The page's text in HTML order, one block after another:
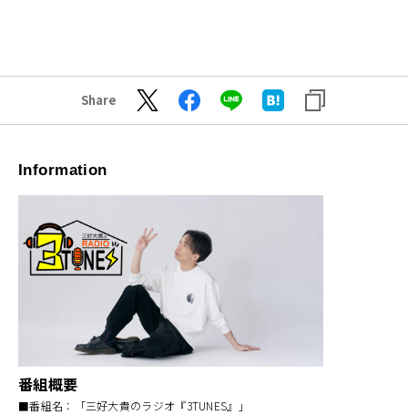
Share
Information
番組概要
■番組名：「三好大貴のラジオ『3TUNES』」